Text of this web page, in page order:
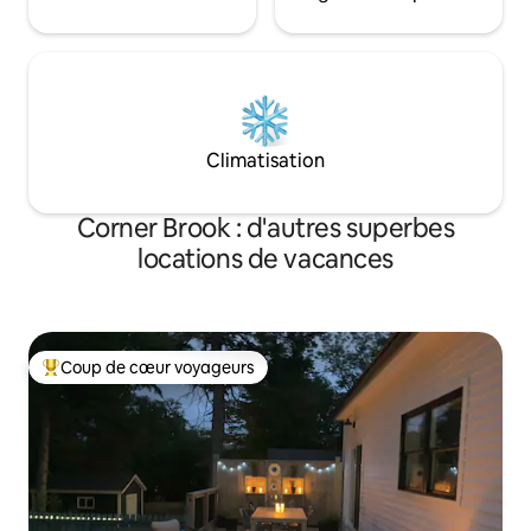
Climatisation
Corner Brook : d'autres superbes
locations de vacances
Coups de cœur voyageurs les plus appréciés
Coup de cœur voyageurs